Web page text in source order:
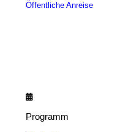
Öffentliche Anreise
Programm